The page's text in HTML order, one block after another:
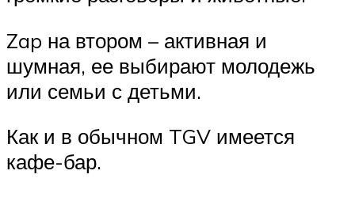
Zap на втором – активная и
шумная, ее выбирают молодежь
или семьи с детьми.
Как и в обычном TGV имеется
кафе-бар.